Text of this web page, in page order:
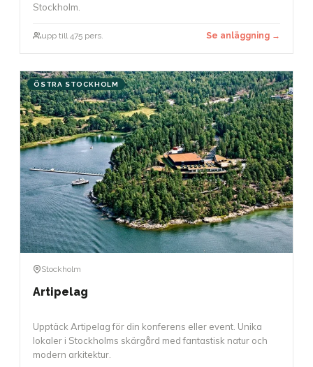
Stockholm.
upp till 475 pers. Se anläggning →
ÖSTRA STOCKHOLM
Stockholm
Artipelag
Upptäck Artipelag för din konferens eller event. Unika
lokaler i Stockholms skärgård med fantastisk natur och
modern arkitektur.